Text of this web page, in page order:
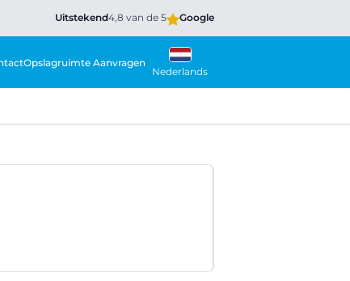
Uitstekend4,8 van de 5 Google
Opslagruimte Aanvragen
Nederlands